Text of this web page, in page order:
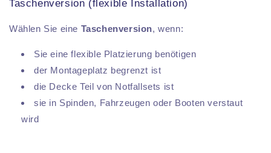
Taschenversion (flexible Installation)
Wählen Sie eine Taschenversion, wenn:
Sie eine flexible Platzierung benötigen
der Montageplatz begrenzt ist
die Decke Teil von Notfallsets ist
sie in Spinden, Fahrzeugen oder Booten verstaut
wird